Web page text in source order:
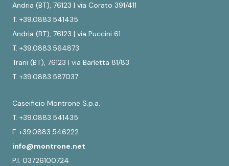
Andria (BT), 76123 | via Corato 391/411
T. +39.0883.541435
Andria (BT), 76123 | via Puccini 61
T. +39.0883.564873
Trani (BT), 76123 | via Barletta 81/83
T. +39.0883.587037
Caseificio Montrone S.p.a.
T. +39.0883.541435
F. +39.0883.546222
info@montrone.net
P.I. 03726100724